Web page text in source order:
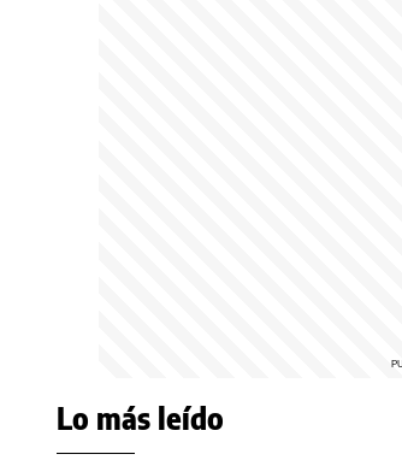
Lo más leído